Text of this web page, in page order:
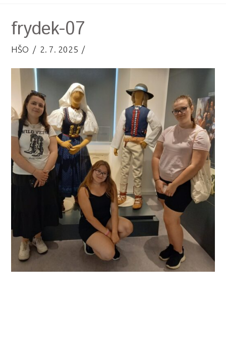
frydek-07
HŠO 2. 7. 2025